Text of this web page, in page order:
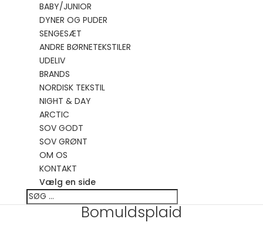
BABY/JUNIOR
DYNER OG PUDER
SENGESÆT
ANDRE BØRNETEKSTILER
UDELIV
BRANDS
NORDISK TEKSTIL
NIGHT & DAY
ARCTIC
SOV GODT
SOV GRØNT
OM OS
KONTAKT
Vælg en side
Bomuldsplaid